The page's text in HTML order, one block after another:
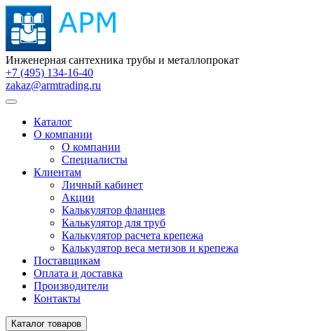
Инженерная сантехника трубы и металлопрокат
+7 (495) 134-16-40
zakaz@armtrading.ru
Каталог
О компании
О компании
Специалисты
Клиентам
Личный кабинет
Акции
Калькулятор фланцев
Калькулятор для труб
Калькулятор расчета крепежа
Калькулятор веса метизов и крепежа
Поставщикам
Оплата и доставка
Производители
Контакты
Каталог товаров